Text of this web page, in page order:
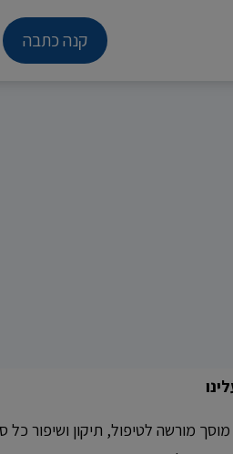
קנה כתבה
מורשה לטיפול, תיקון ושיפור כל